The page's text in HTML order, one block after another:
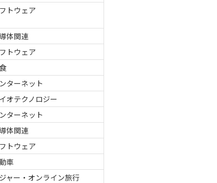
トウェア
体関連
トウェア
ターネット
オテクノロジー
ターネット
体関連
トウェア
車
ャー・オンライン旅行